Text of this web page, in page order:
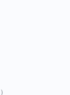
）